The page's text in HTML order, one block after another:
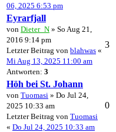
06, 2025 6:53 pm
Eyrarfjall
von Dieter_N » So Aug 21,
2016 9:14 pm
Letzter Beitrag von blahwas «
Mi Aug 13, 2025 11:00 am
Antworten: 3
3
Höh bei St. Johann
von Tuomasi » Do Jul 24,
2025 10:33 am
Letzter Beitrag von Tuomasi
« Do Jul 24, 2025 10:33 am
0